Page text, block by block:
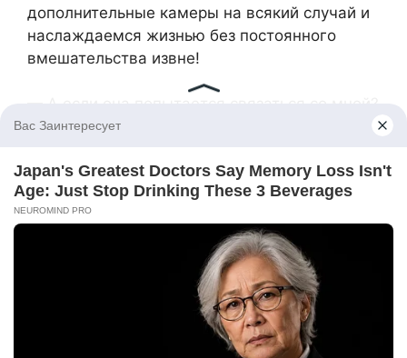
дополнительные камеры на всякий случай и
наслаждаемся жизнью без постоянного
вмешательства извне!
Начнёт звонить, писать?
— Это будет твоё решение — отвечать или
нет! — сказала Ирина. — Я поддержу любой
твой выбор! Но помни, ты не обязан терпеть
токсичные отношения только потому, что это
— Спасибо, что ты рядом! И прости за этот
безумный день! – притянул он жену к себе и